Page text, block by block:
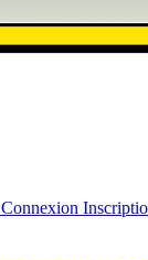
Connexion